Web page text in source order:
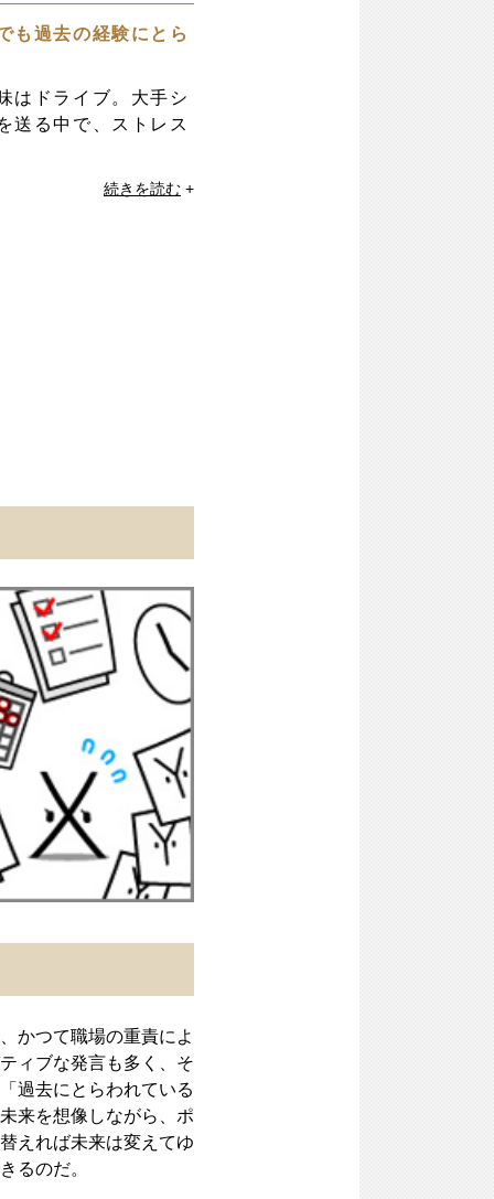
も過去の経験にとら
ドライブ。大手シ
送る中で、ストレス
続きを読む +
かつて職場の重責によ
ィブな発言も多く、そ
過去にとらわれている
来を想像しながら、ポ
えれば未来は変えてゆ
るのだ。